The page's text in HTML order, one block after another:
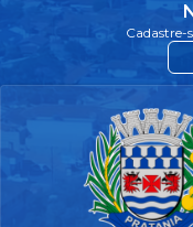
Cadastre-